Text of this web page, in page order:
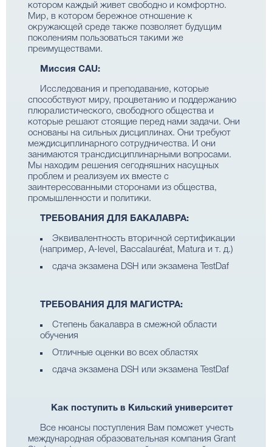
котором каждый живет свободно и комфортно.
Мир, в котором бережное отношение к
окружающей среде также позволяет будущим
поколениям пользоваться такими же
преимуществами.
Миссия CAU:
Исследования и преподавание, которые
способствуют миру, процветанию и поддержанию
плюралистического, свободного общества и
которые решают стоящие перед нами задачи. Они
основаны на сильных дисциплинах. Они требуют
междисциплинарного сотрудничества. И они
занимаются трансдисциплинарными вопросами.
Мы находим решения сегодняшних насущных
проблем и реализуем их вместе с
заинтересованными сторонами из общества,
промышленности и политики.
ТРЕБОВАНИЯ ДЛЯ БАКАЛАВРА:
Эквивалентность вторичной сертификации
(например, A-level, Baccalauréat, Matura и т. д.)
сдача экзамена DSH или экзамена TestDaf
ТРЕБОВАНИЯ ДЛЯ МАГИСТРА:
Степень бакалавра в смежной области
обучения
Отличные оценки во всех областях
сдача экзамена DSH или экзамена TestDaf
Как поступить в Кильский университет
Все нюансы поступления Вам поможет учесть
международная образовательная компания Grant